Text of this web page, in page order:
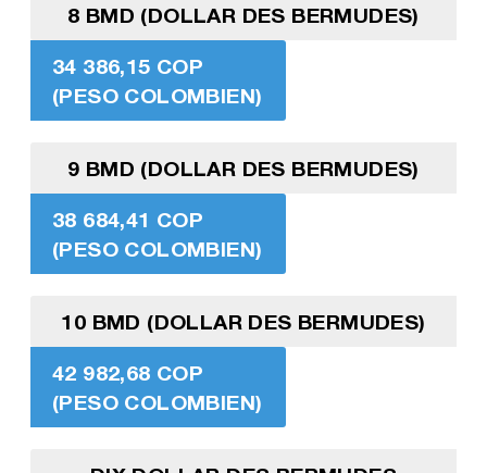
8 BMD (DOLLAR DES BERMUDES)
34 386,15 COP
(PESO COLOMBIEN)
9 BMD (DOLLAR DES BERMUDES)
38 684,41 COP
(PESO COLOMBIEN)
10 BMD (DOLLAR DES BERMUDES)
42 982,68 COP
(PESO COLOMBIEN)